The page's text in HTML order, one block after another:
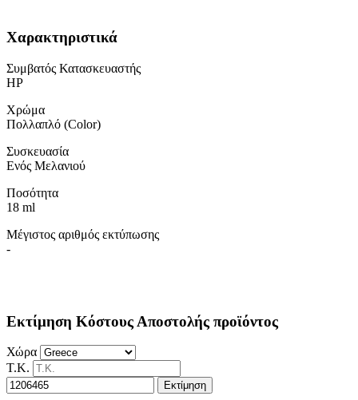
Χαρακτηριστικά
Συμβατός Κατασκευαστής
HP
Χρώμα
Πολλαπλό (Color)
Συσκευασία
Ενός Μελανιού
Ποσότητα
18 ml
Μέγιστος αριθμός εκτύπωσης
-
Εκτίμηση Κόστους Αποστολής προϊόντος
Χώρα
Τ.Κ.
Εκτίμηση